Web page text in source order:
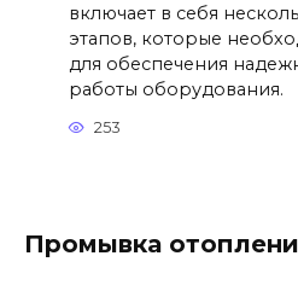
включает в себя
этапов, которые
для обеспечения
работы оборудования.
253
Промывка